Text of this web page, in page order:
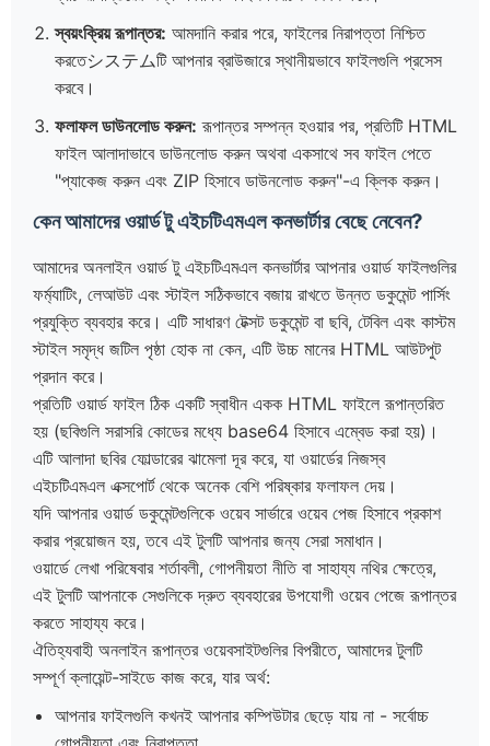
স্বয়ংক্রিয় রূপান্তর: আমদানি করার পরে, ফাইলের নিরাপত্তা নিশ্চিত
করতেシステムটি আপনার ব্রাউজারে স্থানীয়ভাবে ফাইলগুলি প্রসেস
করবে।
ফলাফল ডাউনলোড করুন: রূপান্তর সম্পন্ন হওয়ার পর, প্রতিটি HTML
ফাইল আলাদাভাবে ডাউনলোড করুন অথবা একসাথে সব ফাইল পেতে
"প্যাকেজ করুন এবং ZIP হিসাবে ডাউনলোড করুন"-এ ক্লিক করুন।
কেন আমাদের ওয়ার্ড টু এইচটিএমএল কনভার্টার বেছে নেবেন?
আমাদের অনলাইন ওয়ার্ড টু এইচটিএমএল কনভার্টার আপনার ওয়ার্ড ফাইলগুলির
ফর্ম্যাটিং, লেআউট এবং স্টাইল সঠিকভাবে বজায় রাখতে উন্নত ডকুমেন্ট পার্সিং
প্রযুক্তি ব্যবহার করে। এটি সাধারণ টেক্সট ডকুমেন্ট বা ছবি, টেবিল এবং কাস্টম
স্টাইল সমৃদ্ধ জটিল পৃষ্ঠা হোক না কেন, এটি উচ্চ মানের HTML আউটপুট
প্রদান করে।
প্রতিটি ওয়ার্ড ফাইল ঠিক একটি স্বাধীন একক HTML ফাইলে রূপান্তরিত
হয় (ছবিগুলি সরাসরি কোডের মধ্যে base64 হিসাবে এম্বেড করা হয়)।
এটি আলাদা ছবির ফোল্ডারের ঝামেলা দূর করে, যা ওয়ার্ডের নিজস্ব
এইচটিএমএল এক্সপোর্ট থেকে অনেক বেশি পরিষ্কার ফলাফল দেয়।
যদি আপনার ওয়ার্ড ডকুমেন্টগুলিকে ওয়েব সার্ভারে ওয়েব পেজ হিসাবে প্রকাশ
করার প্রয়োজন হয়, তবে এই টুলটি আপনার জন্য সেরা সমাধান।
ওয়ার্ডে লেখা পরিষেবার শর্তাবলী, গোপনীয়তা নীতি বা সাহায্য নথির ক্ষেত্রে,
এই টুলটি আপনাকে সেগুলিকে দ্রুত ব্যবহারের উপযোগী ওয়েব পেজে রূপান্তর
করতে সাহায্য করে।
ঐতিহ্যবাহী অনলাইন রূপান্তর ওয়েবসাইটগুলির বিপরীতে, আমাদের টুলটি
সম্পূর্ণ ক্লায়েন্ট-সাইডে কাজ করে, যার অর্থ:
আপনার ফাইলগুলি কখনই আপনার কম্পিউটার ছেড়ে যায় না - সর্বোচ্চ